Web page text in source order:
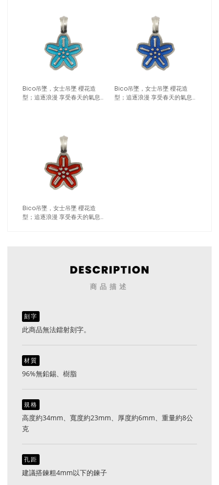
Bico吊墜，女士吊墜 櫻花造
型；追逐浪漫 享受春天的氣息
Bico吊墜，女士吊墜 櫻花造
型；追逐浪漫 享受春天的氣息
Bico吊墜，女士吊墜 櫻花造
型；追逐浪漫 享受春天的氣息
商品描述
刻字
此商品無法鐳射刻字。
材質
96%無鉛錫、樹脂
規格
高度約34mm、寬度約23mm、厚度約6mm、重量約8公
克
孔距
建議搭鍊粗4mm以下的鍊子